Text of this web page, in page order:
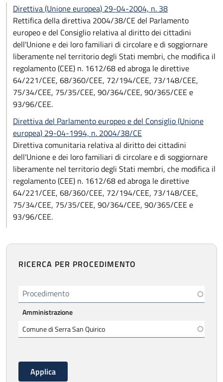
Direttiva (Unione europea) 29-04-2004, n. 38
Rettifica della direttiva 2004/38/CE del Parlamento
europeo e del Consiglio relativa al diritto dei cittadini
dell'Unione e dei loro familiari di circolare e di soggiornare
liberamente nel territorio degli Stati membri, che modifica il
regolamento (CEE) n. 1612/68 ed abroga le direttive
64/221/CEE, 68/360/CEE, 72/194/CEE, 73/148/CEE,
75/34/CEE, 75/35/CEE, 90/364/CEE, 90/365/CEE e
93/96/CEE.
Direttiva del Parlamento europeo e del Consiglio (Unione
europea) 29-04-1994, n. 2004/38/CE
Direttiva comunitaria relativa al diritto dei cittadini
dell'Unione e dei loro familiari di circolare e di soggiornare
liberamente nel territorio degli Stati membri, che modifica il
regolamento (CEE) n. 1612/68 ed abroga le direttive
64/221/CEE, 68/360/CEE, 72/194/CEE, 73/148/CEE,
75/34/CEE, 75/35/CEE, 90/364/CEE, 90/365/CEE e
93/96/CEE.
RICERCA PER PROCEDIMENTO
Procedimento
Amministrazione